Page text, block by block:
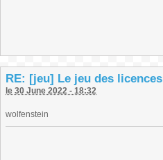
RE: [jeu] Le jeu des licences
le 30 June 2022 - 18:32
wolfenstein